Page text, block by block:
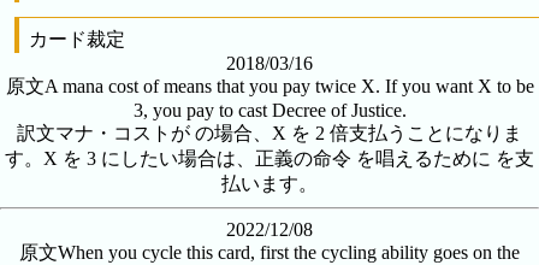
カード裁定
2018/03/16
原文A mana cost of means that you pay twice X. If you want X to be
3, you pay to cast Decree of Justice.
訳文マナ・コストが の場合、X を 2 倍支払うことになりま
す。X を 3 にしたい場合は、正義の命令 を唱えるために を支
払います。
2022/12/08
原文When you cycle this card, first the cycling ability goes on the